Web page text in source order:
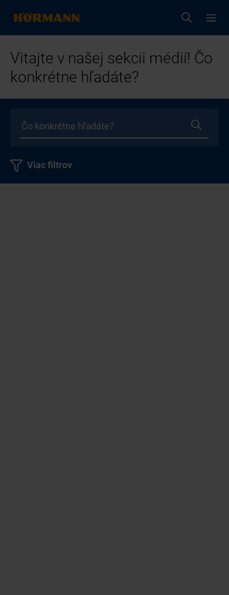
Vitajte v našej sekcii médií! Čo
konkrétne hľadáte?
Viac filtrov